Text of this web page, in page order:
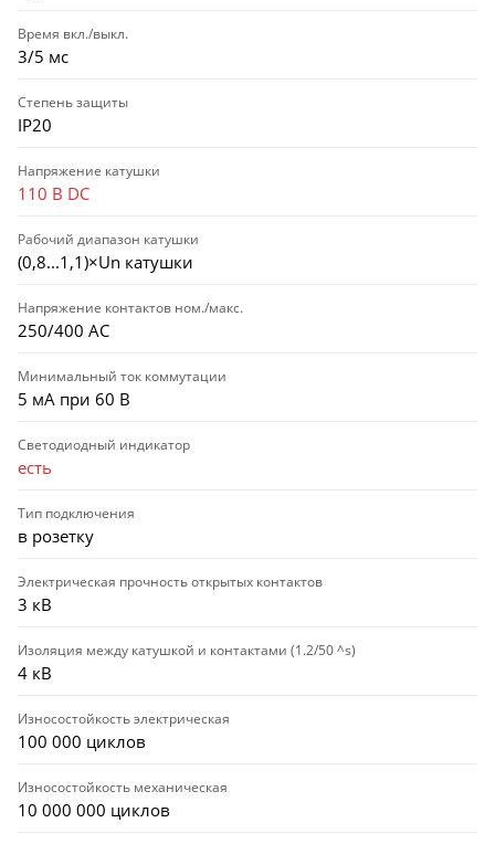
Время вкл./выкл.
3/5 мс
Степень защиты
IP20
Напряжение катушки
110 В DC
Рабочий диапазон катушки
(0,8...1,1)×Un катушки
Напряжение контактов ном./макс.
250/400 AC
Минимальный ток коммутации
5 мА при 60 В
Светодиодный индикатор
есть
Тип подключения
в розетку
Электрическая прочность открытых контактов
3 кВ
Изоляция между катушкой и контактами (1.2/50 ^s)
4 кВ
Износостойкость электрическая
100 000 циклов
Износостойкость механическая
10 000 000 циклов